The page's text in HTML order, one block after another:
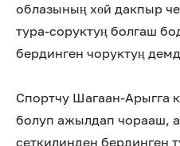
облазының хөй дакпыр
тура-соруктуң болгаш
бердинген чоруктуң
Спортчу Шагаан-Арыгга
болуп ажылдап чорааш,
сеткилинден бердинген